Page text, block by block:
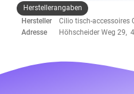
Herstellerangaben
Hersteller
Cilio tisch-accessoires
Adresse
Höhscheider Weg 29,